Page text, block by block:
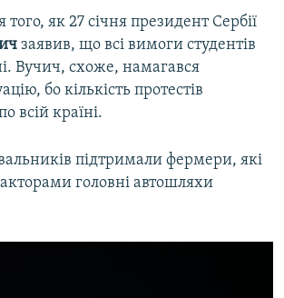
того, як 27 січня президент Сербії
заявив, що всі вимоги студентів
Вучич, схоже, намагався
бо кількість протестів
всій країні.
підтримали фермери, які
головні автошляхи